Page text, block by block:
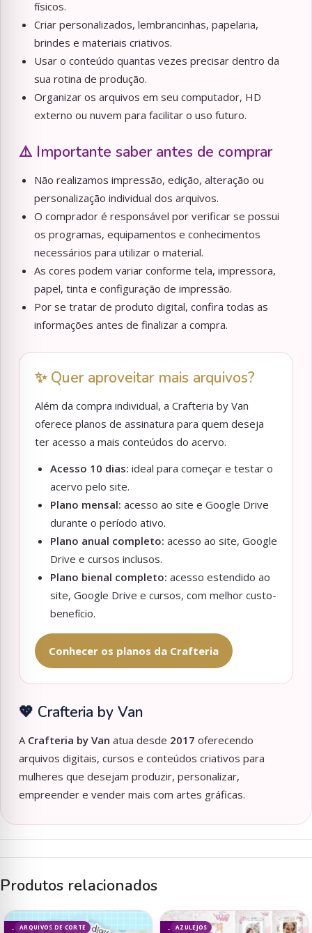
físicos.
Criar personalizados, lembrancinhas, papelaria,
brindes e materiais criativos.
Usar o conteúdo quantas vezes precisar dentro da
sua rotina de produção.
Organizar os arquivos em seu computador, HD
externo ou nuvem para facilitar o uso futuro.
⚠️ Importante saber antes de comprar
Não realizamos impressão, edição, alteração ou
personalização individual dos arquivos.
O comprador é responsável por verificar se possui
os programas, equipamentos e conhecimentos
necessários para utilizar o material.
As cores podem variar conforme tela, impressora,
papel, tinta e configuração de impressão.
Por se tratar de produto digital, confira todas as
informações antes de finalizar a compra.
✨ Quer aproveitar mais arquivos?
Além da compra individual, a Crafteria by Van
oferece planos de assinatura para quem deseja
ter acesso a mais conteúdos do acervo.
Acesso 10 dias: ideal para começar e testar o
acervo pelo site.
Plano mensal: acesso ao site e Google Drive
durante o período ativo.
Plano anual completo: acesso ao site, Google
Drive e cursos inclusos.
Plano bienal completo: acesso estendido ao
site, Google Drive e cursos, com melhor custo-
benefício.
Conhecer os planos da Crafteria
💖 Crafteria by Van
A Crafteria by Van atua desde 2017 oferecendo
arquivos digitais, cursos e conteúdos criativos para
mulheres que desejam produzir, personalizar,
empreender e vender mais com artes gráficas.
Produtos relacionados
ARQUIVOS DE CORTE
- 63% AZULEJOS
- 75%